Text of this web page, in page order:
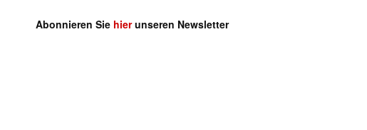
Abonnieren Sie hierunseren Newsletter